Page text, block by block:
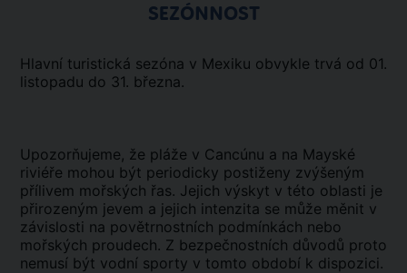
SEZÓNNOST
Hlavní turistická sezóna v Mexiku obvykle trvá od 01.
listopadu do 31. března.
Upozorňujeme, že pláže v Cancúnu a na Mayské
riviéře mohou být periodicky postiženy zvýšeným
přílivem mořských řas. Jejich výskyt v této oblasti je
přirozeným jevem a jejich intenzita se může měnit v
závislosti na povětrnostních podmínkách nebo
mořských proudech. Z bezpečnostních důvodů proto
nemusí být vodní sporty v tomto období k dispozici.